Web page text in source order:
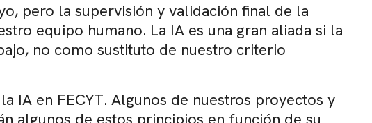
pero la supervisión y validación final de la
equipo humano. La IA es una gran aliada si la
no como sustituto de nuestro criterio
IA en FECYT. Algunos de nuestros proyectos y